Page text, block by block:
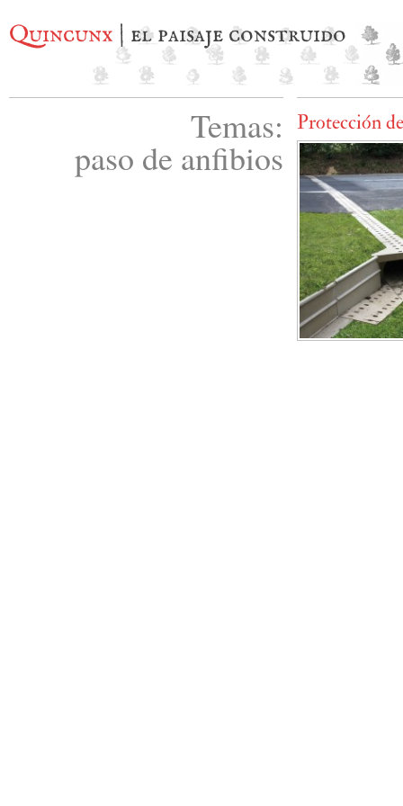
Quincunx | el paisaje construido
Temas:
paso de anfibios
Protección